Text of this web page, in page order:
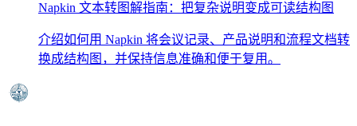
Napkin 文本转图解指南：把复杂说明变成可读结构图
介绍如何用 Napkin 将会议记录、产品说明和流程文档转
换成结构图，并保持信息准确和便于复用。